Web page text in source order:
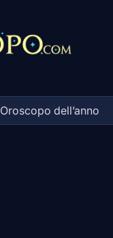
Oroscopo dell’anno